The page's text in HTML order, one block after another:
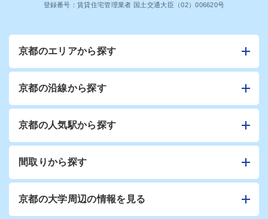
登録番号：賃貸住宅管理業者 国土交通大臣（02）006620号
京都のエリアから探す
京都の沿線から探す
京都の人気駅から探す
間取りから探す
京都の大学周辺の情報を見る